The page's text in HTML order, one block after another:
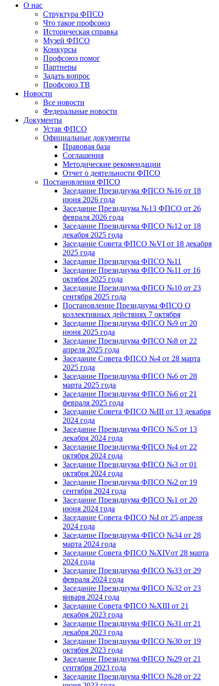
О нас
Структура ФПСО
Что такое профсоюз
Историческая справка
Музей ФПСО
Конкурсы
Профсоюз помог
Партнеры
Задать вопрос
Профсоюз ТВ
Новости
Все новости
Федеральные новости
Документы
Устав ФПСО
Официальные документы
Правовая база
Соглашения
Методические рекомендации
Отчет о деятельности ФПСО
Постановления ФПСО
Заседание Президиума ФПСО №16 от 18
июня 2026 года
Заседание Президиума №13 ФПСО от 26
февраля 2026 года
Заседание Президиума ФПСО №12 от 18
декабря 2025 года
Заседание Совета ФПСО №VI от 18 декабря
2025 года
Заседание Президиума ФПСО №11
Заседание Президиума ФПСО №11 от 16
октября 2025 года
Заседание Президиума ФПСО №10 от 23
сентября 2025 года
Постановление Президиума ФПСО О
коллективных действиях 7 октября
Заседание Президиума ФПСО №9 от 20
июня 2025 года
Заседание Президиума ФПСО №8 от 22
апреля 2025 года
Заседание Совета ФПСО №4 от 28 марта
2025 года
Заседание Президиума ФПСО №6 от 28
марта 2025 года
Заседание Президиума ФПСО №6 от 21
февраля 2025 года
Заседание Совета ФПСО №III от 13 декабря
2024 года
Заседание Президиума ФПСО №5 от 13
декабря 2024 года
Заседание Президиума ФПСО №4 от 22
октября 2024 года
Заседание Президиума ФПСО №3 от 01
октября 2024 года
Заседание Президиума ФПСО №2 от 19
сентября 2024 года
Заседание Президиума ФПСО №1 от 20
июня 2024 года
Заседание Совета ФПСО №I от 25 апреля
2024 года
Заседание Президиума ФПСО №34 от 28
марта 2024 года
Заседание Совета ФПСО №XIVот 28 марта
2024 года
Заседание Президиума ФПСО №33 от 29
февраля 2024 года
Заседание Президиума ФПСО №32 от 23
января 2024 года
Заседание Совета ФПСО №XIII от 21
декабря 2023 года
Заседание Президиума ФПСО №31 от 21
декабря 2023 года
Заседание Президиума ФПСО №30 от 19
октября 2023 года
Заседание Президиума ФПСО №29 от 21
сентября 2023 года
Заседание Президиума ФПСО №28 от 22